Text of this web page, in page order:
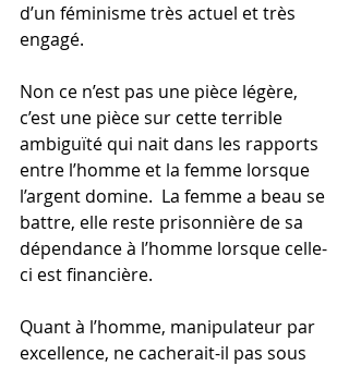
d’un féminisme très actuel et très
engagé.
Non ce n’est pas une pièce légère,
c’est une pièce sur cette terrible
ambiguïté qui nait dans les rapports
entre l’homme et la femme lorsque
l’argent domine.  La femme a beau se
battre, elle reste prisonnière de sa
dépendance à l’homme lorsque celle-
ci est financière.
Quant à l’homme, manipulateur par
excellence, ne cacherait-il pas sous